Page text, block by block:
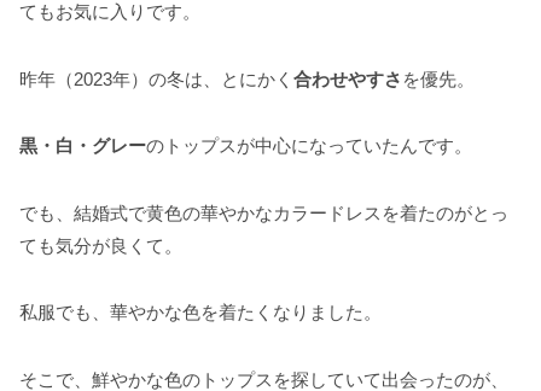
てもお気に入りです。
昨年（2023年）の冬は、とにかく 合わせやすさ を優先。
黒・白・グレーのトップスが中心になっていたんです。
でも、結婚式で黄色の華やかなカラードレスを着たのがとっ
ても気分が良くて。
私服でも、華やかな色を着たくなりました。
そこで、鮮やかな色のトップスを探していて出会ったのが、